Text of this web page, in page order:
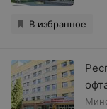
В избранное